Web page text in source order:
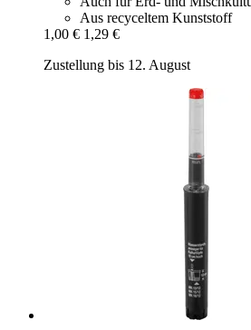
Aus recyceltem Kunststoff
1,00 € 1,29 €
Zustellung bis 12. August